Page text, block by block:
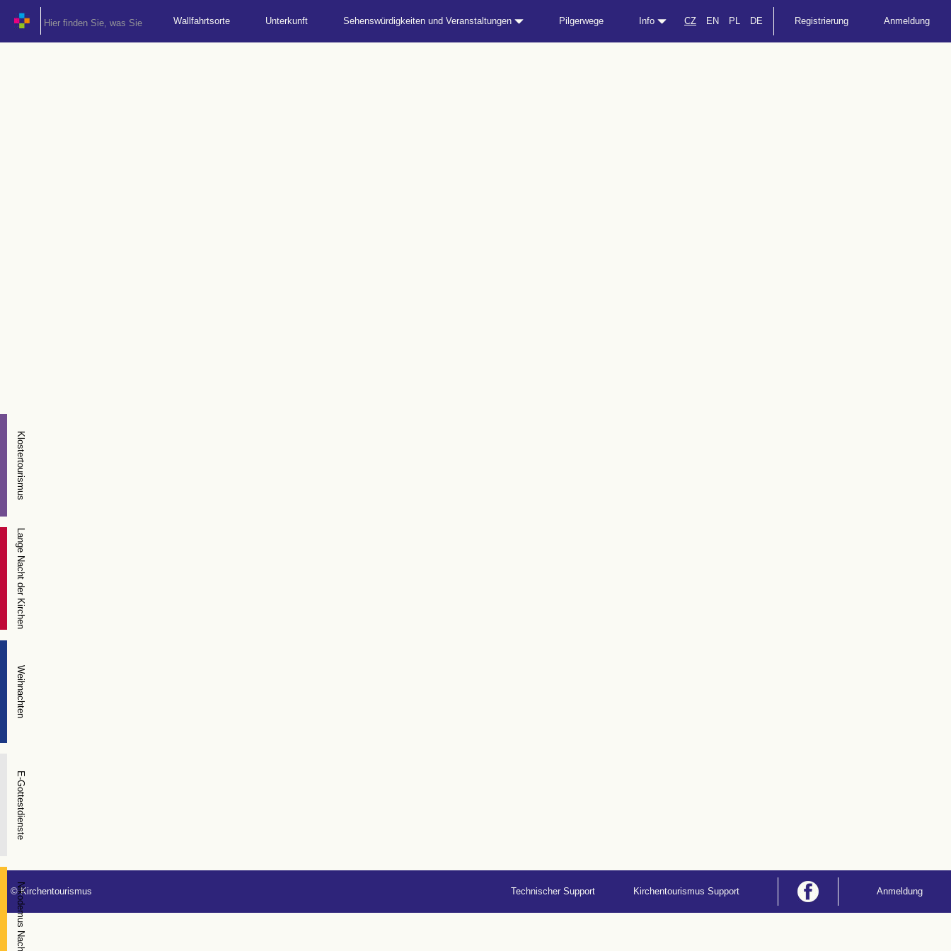
Wallfahrtsorte Unterkunft Sehenswürdigkeiten und Veranstaltungen Pilgerwege Info CZ EN PL DE Registrierung Anmeldung
© Kirchentourismus Technischer Support Kirchentourismus Support Anmeldung
Klostertourismus
Nikodemus Nacht
Lange Nacht der Kirchen
Weihnachten
E-Gottestdienste